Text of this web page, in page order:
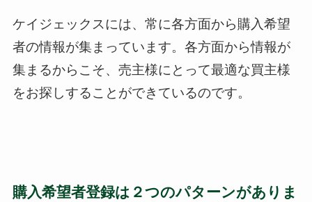
ケイジェックスには、常に各方面から購入希望
者の情報が集まっています。 各方面から情報が
集まるからこそ、売主様にとって最適な買主様
をお探しすることができているのです。
購入希望者登録は２つのパターンがありま